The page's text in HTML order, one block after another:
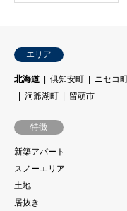
エリア
北海道 倶知安町 ニセコ
洞爺湖町
留萌市
特徴
新築アパート
スノーエリア
土地
居抜き